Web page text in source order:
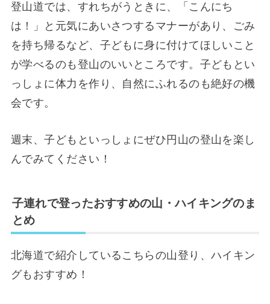
登山道では、すれちがうときに、「こんにち
は！」と元気にあいさつするマナーがあり、ごみ
を持ち帰るなど、子どもに身に付けてほしいこと
が学べるのも登山のいいところです。子どもとい
っしょに体力を作り、自然にふれるのも絶好の機
会です。
週末、子どもといっしょにぜひ円山の登山を楽し
んでみてください！
子連れで登ったおすすめの山・ハイキングのま
とめ
北海道で紹介しているこちらの山登り、ハイキン
グもおすすめ！